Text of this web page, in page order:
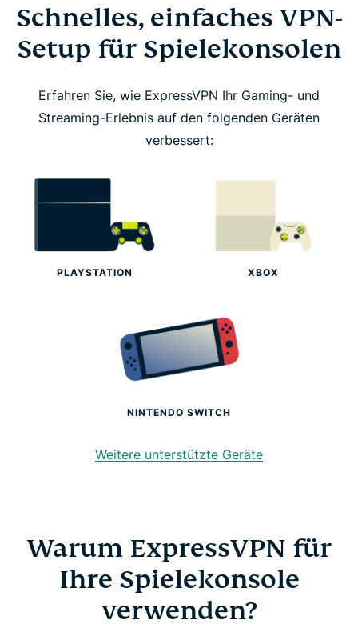
Schnelles, einfaches VPN-Setup für
Spielekonsolen
Warum ExpressVPN?
Warum Spieler von ExpressVPN begeistert sind
Schnelles, einfaches VPN-
Setup für Spielekonsolen
Erfahren Sie, wie ExpressVPN Ihr Gaming- und
Streaming-Erlebnis auf den folgenden Geräten
verbessert:
PLAYSTATION XBOX
NINTENDO SWITCH
Weitere unterstützte Geräte
Warum ExpressVPN für
Ihre Spielekonsole
verwenden?